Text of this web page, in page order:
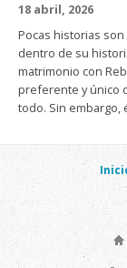
18 abril, 2026
Pocas historias
dentro de su
matrimonio con
preferente y único
todo. Sin